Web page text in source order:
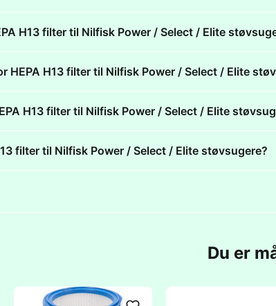
H13 filter til Nilfisk Power / Select / Elite
HEPA H13 filter til Nilfisk Power / Select / Elite
H13 filter til Nilfisk Power / Select / Elite
filter til Nilfisk Power / Select / Elite støvsugere?
Du er